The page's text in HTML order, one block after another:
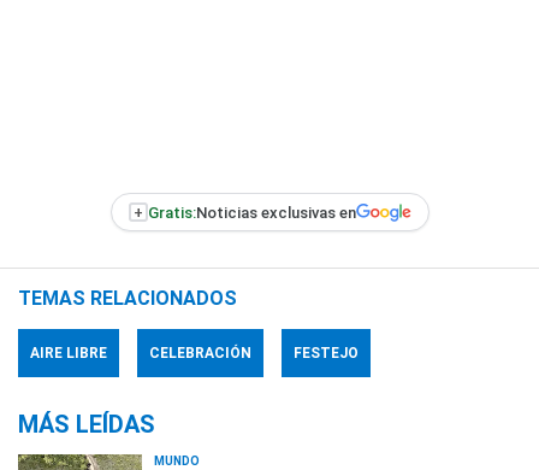
+ Gratis:Noticias exclusivas en
TEMAS RELACIONADOS
AIRE LIBRE CELEBRACIÓN FESTEJO
MÁS LEÍDAS
MUNDO